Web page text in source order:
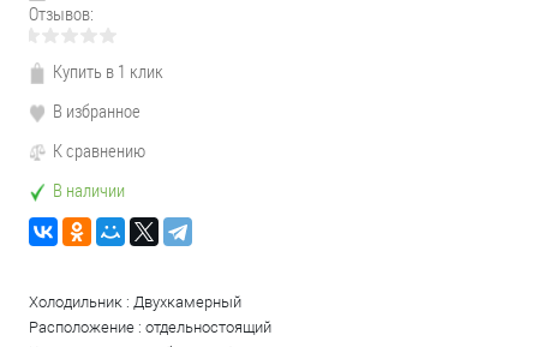
Отзывов:
Купить в 1 клик
В избранное
К сравнению
В наличии
Холодильник : Двухкамерный
Расположение : отдельностоящий